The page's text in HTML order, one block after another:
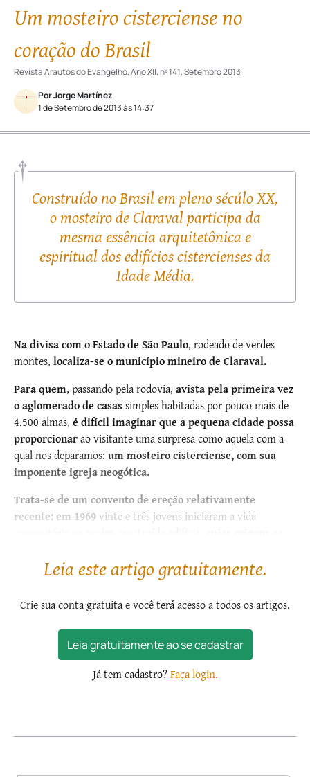
Um mosteiro cisterciense no
coração do Brasil
Revista Arautos do Evangelho, Ano XII, nº 141, Setembro 2013
Por Jorge Martínez
1 de Setembro de 2013 às 14:37
Construído no Brasil em pleno sécúlo XX,
o mosteiro de Claraval participa da
mesma essência arquitetônica e
espiritual dos edifícios cistercienses da
Idade Média.
Na divisa com o Estado de São Paulo, rodeado de verdes
montes, localiza-se o município mineiro de Claraval.
Para quem, passando pela rodovia, avista pela primeira vez
o aglomerado de casas simples habitadas por pouco mais de
4.500 almas, é difícil imaginar que a pequena cidade possa
proporcionarao visitante uma surpresa como aquela com a
qual nos deparamos: um mosteiro cisterciense, com sua
imponente igreja neogótica.
Trata-se de um convento de ereção relativamente
recente: em 1969vinte e três jovens iniciaram a vida
Leia este artigo gratuitamente.
Crie sua conta gratuita e você terá acesso a todos os artigos.
Leia gratuitamente ao se cadastrar
Já tem cadastro?Faça login.